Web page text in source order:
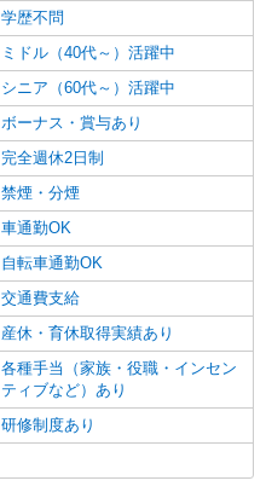
学歴不問
ミドル（40代～）活躍中
シニア（60代～）活躍中
ボーナス・賞与あり
完全週休2日制
禁煙・分煙
車通勤OK
自転車通勤OK
交通費支給
産休・育休取得実績あり
各種手当（家族・役職・インセン
ティブなど）あり
研修制度あり